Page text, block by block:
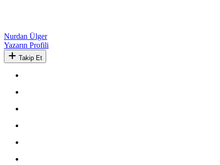
Nurdan Ülger
Yazarın Profili
Takip Et